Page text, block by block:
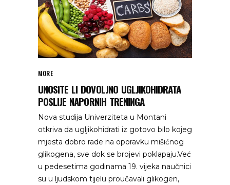
MORE
UNOSITE LI DOVOLJNO UGLJIKOHIDRATA
POSLIJE NAPORNIH TRENINGA
Nova studija Univerziteta u Montani
otkriva da ugljikohidrati iz gotovo bilo kojeg
mjesta dobro rade na oporavku mišićnog
glikogena, sve dok se brojevi poklapaju.Već
u pedesetima godinama 19. vijeka naučnici
su u ljudskom tijelu proučavali glikogen,